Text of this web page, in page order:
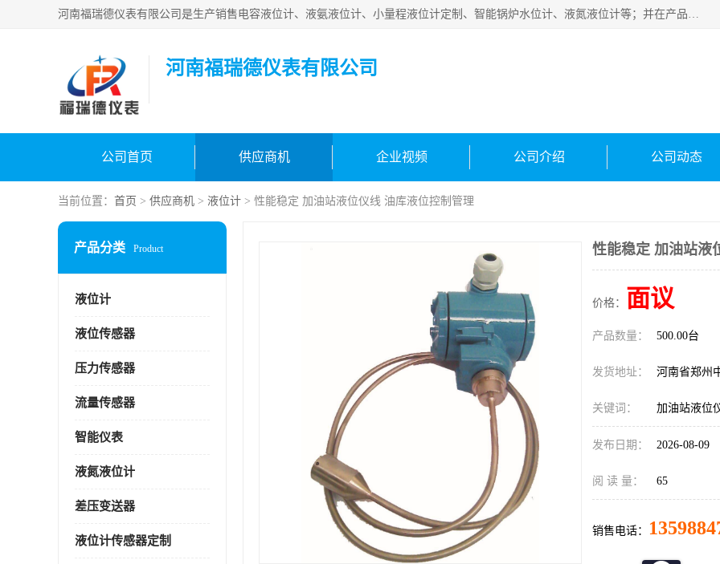
河南福瑞德仪表有限公司是生产销售电容液位计、液氨液位计、小量程液位计定制、智能锅炉水位计、液氮液位计等；并在产品开发、研制的过程中，吸取国内外仪器仪表的技术精华，建立了一支高、精、尖的科研开发队伍，使产品性能不断升级。
河南福瑞德仪表有限公司
公司首页 供应商机 企业视频 公司介绍 公司动态
当前位置： 首页 > 供应商机 > 液位计 > 性能稳定 加油站液位仪线 油库液位控制管理
产品分类 Product
液位计
液位传感器
压力传感器
流量传感器
智能仪表
液氮液位计
差压变送器
液位计传感器定制
性能稳定 加油站液
价格： 面议
产品数量： 500.00台
发货地址： 河南省郑州
关键词： 加油站液位
发布日期： 2026-08-09
阅 读 量： 65
销售电话：